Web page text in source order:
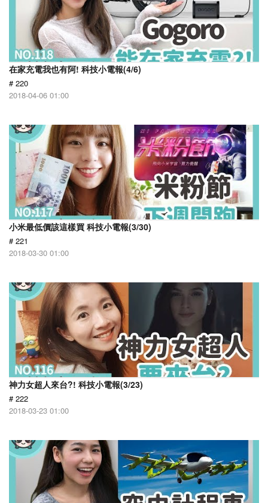
在家充電我也有阿! 科技小電報(4/6)
# 220
2018-04-06 01:00
小米最低價該這樣買 科技小電報(3/30)
# 221
2018-03-30 01:00
神力女超人來台?! 科技小電報(3/23)
# 222
2018-03-23 01:00